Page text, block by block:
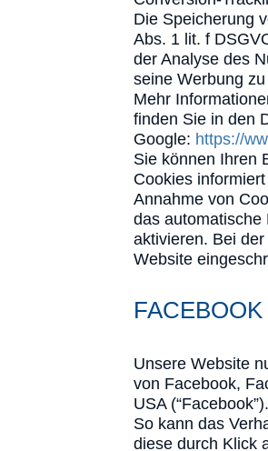
Die Speicherung
Abs. 1 lit. f
der Analyse des
seine Werbung
Mehr
finden Sie in den
Google: https://
Sie können Ihren
Cookies
Annahme von
das automatische
aktivieren. Bei
Website
Unsere Website
von Facebook,
USA (“Facebook”).
So kann das
diese durch Klick